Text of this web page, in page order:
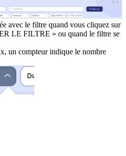
avec le filtre quand vous cliquez sur
LE FILTRE » ou quand le filtre se
un compteur indique le nombre